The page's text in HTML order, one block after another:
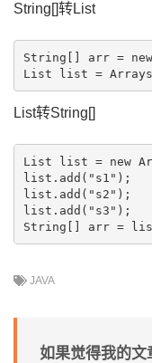
String[]转List
String[] arr =
List
List转String[]
List list = new
list.add("s1");
list.add("s2");
list.add("s3");
JAVA
如果觉得我的文